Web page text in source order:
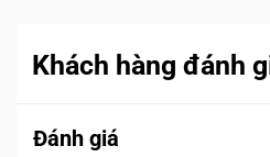
Khách hàng đánh
Đánh giá